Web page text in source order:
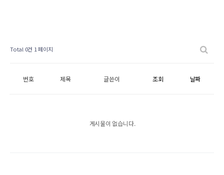
Total 0건 1 페이지
번호 제목 글쓴이 조회 날짜
게시물이 없습니다.